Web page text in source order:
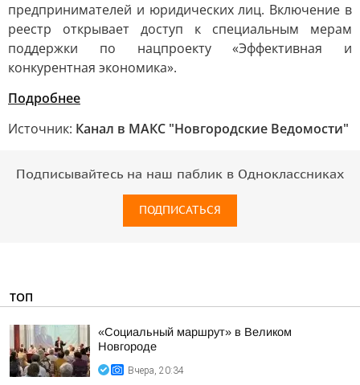
предпринимателей и юридических лиц. Включение в
реестр открывает доступ к специальным мерам
поддержки по нацпроекту «Эффективная и
конкурентная экономика».
Подробнее
Источник: Канал в МАКС "Новгородские Ведомости"
Подписывайтесь на наш паблик в Одноклассниках
ПОДПИСАТЬСЯ
ТОП
«Социальный маршрут» в Великом
Новгороде
Вчера, 20:34